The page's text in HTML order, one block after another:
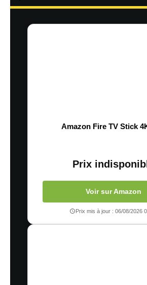
Amazon Fire TV Stick
Prix
Voir sur Amazon
Prix mis à jour : 06/08/2026